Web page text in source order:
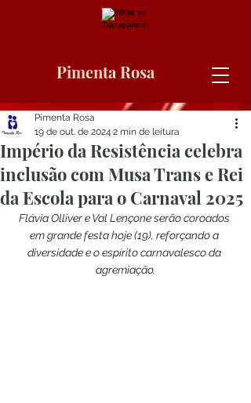
Pimenta Rosa
Império da Resistência celebra
inclusão com Musa Trans e Rei
da Escola para o Carnaval 2025
Pimenta Rosa
19 de out. de 2024 2 min de leitura
Flávia Olliver e Val Lençone serão coroados
em grande festa hoje (19), reforçando a
diversidade e o espírito carnavalesco da
agremiação.